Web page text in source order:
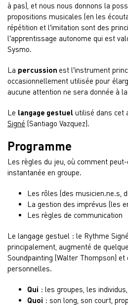
à pas), et nous nous donnons la
propositions musicales (en les
répétition et l’imitation sont des
l’apprentissage autonome qui est
Sysmo.
La percussion est l’instrument
occasionnellement utilisée pour
aucune attention ne sera donnée à
Le langage gestuel utilisé dans cet
Signé (Santiago Vazquez).
Programme
Les règles du jeu, où comment
instantanée en groupe.
Les rôles (des musicien.ne.s,
La gestion des imprévus (les
Les règles de communication
Le langage gestuel : le Rythme
principalement, augmenté de
Soundpainting (Walter Thompson)
personnelles.
Qui : les groupes, les
Quoi : son long, son court,